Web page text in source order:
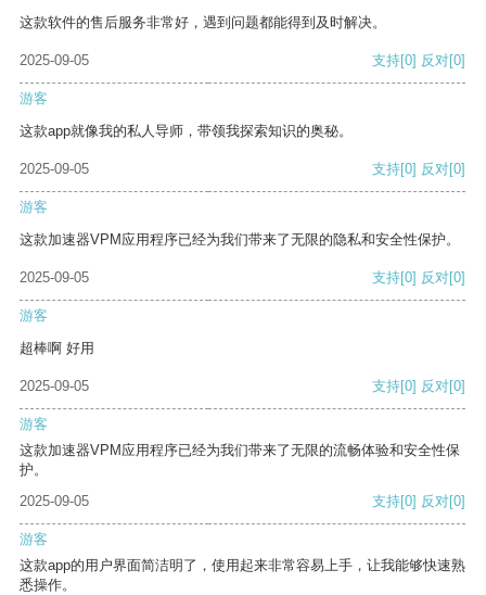
这款软件的售后服务非常好，遇到问题都能得到及时解决。
2025-09-05 支持[0] 反对[0]
游客
这款app就像我的私人导师，带领我探索知识的奥秘。
2025-09-05 支持[0] 反对[0]
游客
这款加速器VPM应用程序已经为我们带来了无限的隐私和安全性保护。
2025-09-05 支持[0] 反对[0]
游客
超棒啊 好用
2025-09-05 支持[0] 反对[0]
游客
这款加速器VPM应用程序已经为我们带来了无限的流畅体验和安全性保
护。
2025-09-05
支持[0] 反对[0]
游客
这款app的用户界面简洁明了，使用起来非常容易上手，让我能够快速熟
悉操作。